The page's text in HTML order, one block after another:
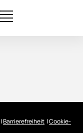
|Barrierefreiheit |Cookie-